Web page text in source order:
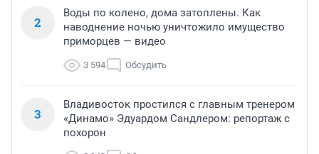
2
Воды по колено, дома затоплены. Как
наводнение ночью уничтожило имущество
приморцев — видео
3 594 Обсудить
3
Владивосток простился с главным тренером
«Динамо» Эдуардом Сандлером: репортаж с
похорон